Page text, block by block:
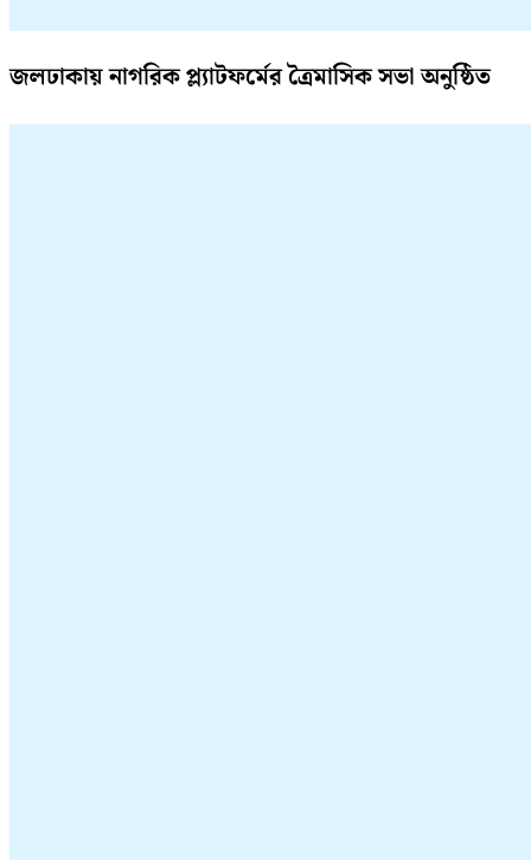
জলঢাকায় নাগরিক প্ল্যাটফর্মের ত্রৈমাসিক সভা অনুষ্ঠিত